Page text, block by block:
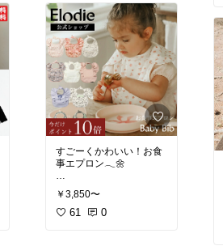
服 80cm〜130cm 楽
天ランキング入賞品
#韓国子供服 #子供服 #海
外子供服
#キッズコーデ
#キッズ #ベビー #韓国こ
ども服 #海外こども服 #
こども服 #ベビー服 #キ
ッズ服 #男の子 #女の子 #
プレママ #こどもふく #
かわいい #おしゃれ #プ
#
淡色
#アースカラー
すごーくかわいい！お食
事エプロン𓂃🌼
【エロディ公式】お食事
エプロン 保育園 マジック
￥3,850〜
61 0